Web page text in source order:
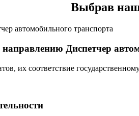
Выбрав наш
Диспетчер
их соответствие